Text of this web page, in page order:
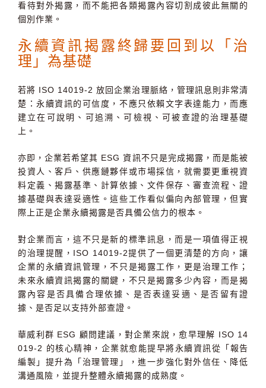
看待對外揭露，而不能把各類揭露內容切割成彼此無關的
個別作業。
永續資訊揭露終歸要回到以「治
理」為基礎
若將 ISO 14019-2放回企業治理脈絡，管理訊息則非常清
楚：永續資訊的可信度，不應只依賴文字表達能力，而應
建立在可說明、可追溯、可檢視、可被查證的治理基礎
上。
亦即，企業若希望其 ESG資訊不只是完成揭露，而是能被
投資人、客戶、供應鏈夥伴或市場採信，就需要更重視資
料定義、揭露基準、計算依據、文件保存、審查流程、證
據基礎與表達妥適性。這些工作看似偏向內部管理，但實
際上正是企業永續揭露是否具備公信力的根本。
對企業而言，這不只是新的標準訊息，而是一項值得正視
的治理提醒， ISO 14019-2提供了一個更清楚的方向，讓
企業的永續資訊管理，不只是揭露工作，更是治理工作；
未來永續資訊揭露的關鍵，不只是揭露多少內容，而是揭
露內容是否具備合理依據、是否表達妥適、是否留有證
據、是否足以支持外部查證。
華威利群 ESG 顧問建議，對企業來說，愈早理解 ISO 14
019-2 的核心精神，企業就愈能提早將永續資訊從「報告
編製」提升為「治理管理」，進一步強化對外信任、降低
溝通風險，並提升整體永續揭露的成熟度。